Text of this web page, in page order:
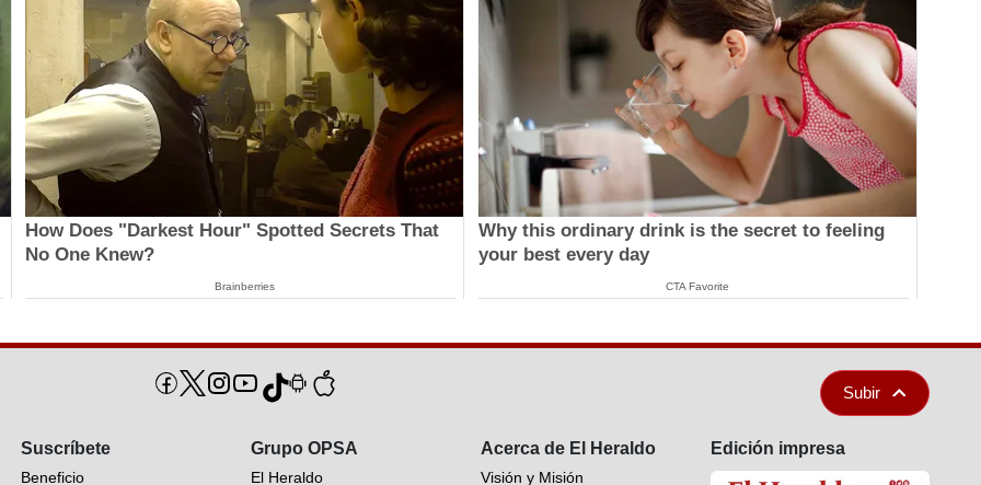
How Does "Darkest Hour" Spotted Secrets That
No One Knew?
Brainberries
Why this ordinary drink is the secret to feeling
your best every day
CTA Favorite
Subir
Suscríbete
Beneficio
Grupo OPSA
El Heraldo
Acerca de El Heraldo
Visión y Misión
Edición impresa